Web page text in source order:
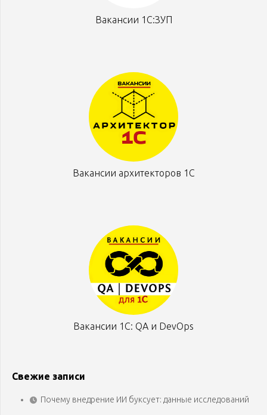
Вакансии 1С:ЗУП
Вакансии архитекторов 1С
Вакансии 1С: QA и DevOps
Свежие записи
Почему внедрение ИИ буксует: данные исследований